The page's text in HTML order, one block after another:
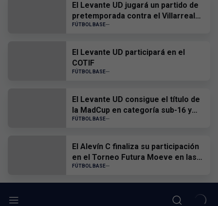
El Levante UD jugará un partido de
pretemporada contra el Villarreal
CF
FÚTBOL BASE
El Levante UD participará en el
COTIF
FÚTBOL BASE
El Levante UD consigue el título de
la MadCup en categoría sub-16 y
sub-19
FÚTBOL BASE
El Alevín C finaliza su participación
en el Torneo Futura Moeve en las
semifinales
FÚTBOL BASE